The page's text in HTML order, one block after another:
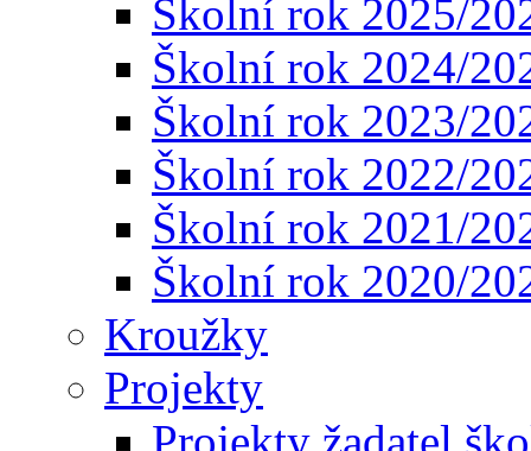
Školní rok 2025/
Školní rok 2024/
Školní rok 2023/
Školní rok 2022/
Školní rok 2021/
Školní rok 2020/
Kroužky
Projekty
Projekty žadatel